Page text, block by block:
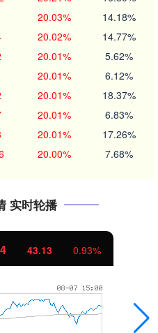
20.03% 14.18%
20.02% 14.77%
20.01% 5.62%
20.01% 6.12%
20.01% 18.37%
20.01% 6.83%
20.01% 17.26%
20.00% 7.68%
实时轮播
43.13 0.93%